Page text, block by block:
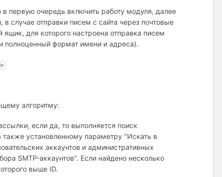
первую очередь включить работу модуля, далее
в случае отправки писем с сайта через почтовые
для которого настроена отправка писем
полноценный формат имени и адреса).
алгоритму:
если да, то выполняется поиск
установленному параметру "Искать в
аккаунтов и административных
SMTP-аккаунтов". Если найдено несколько
выше ID.